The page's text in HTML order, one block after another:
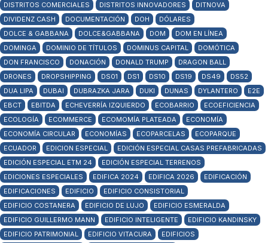
DISTRITOS COMERCIALES
DISTRITOS INNOVADORES
DITNOVA
DIVIDENZ CASH
DOCUMENTACIÓN DOH
DÓLARES
DOLCE & GABBANA
DOLCE&GABBANA DOM
DOM EN LÍNEA
DOMINGA
DOMINIO DE TÍTULOS DOMINUS CAPITAL
DOMÓTICA
DON FRANCISCO
DONACIÓN DONALD TRUMP
DRAGON BALL
DRONES
DROPSHIPPING DS01 DS1 DS10 DS19 DS49
DS52
DUA LIPA
DUBAI DUBRAZKA JARA DUKI DUNAS DYLANTERO
E2E
EBCT
EBITDA ECHEVERRÍA IZQUIERDO ECOBARRIO
ECOEFICIENCIA
ECOLOGÍA
ECOMMERCE ECOMOMÍA PLATEADA
ECONOMÍA
ECONOMÍA CIRCULAR
ECONOMÍAS ECOPARCELAS
ECOPARQUE
ECUADOR
EDICION ESPECIAL
EDICIÓN ESPECIAL CASAS PREFABRICADAS
EDICIÓN ESPECIAL ETM 24
EDICIÓN ESPECIAL TERRENOS
EDICIONES ESPECIALES
EDIFICA 2024 EDIFICA 2026
EDIFICACIÓN
EDIFICACIONES
EDIFICIO
EDIFICIO CONSISTORIAL
EDIFICIO COSTANERA
EDIFICIO DE LUJO
EDIFICIO ESMERALDA
EDIFICIO GUILLERMO MANN
EDIFICIO INTELIGENTE
EDIFICIO KANDINSKY
EDIFICIO PATRIMONIAL
EDIFICIO VITACURA
EDIFICIOS